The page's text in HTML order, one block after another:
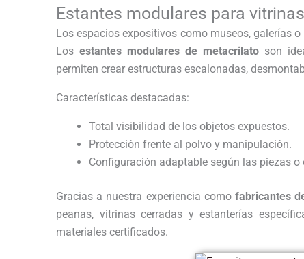
Estantes modulares para
Los espacios expositivos como museos, galerías
Los estantes modulares de metacrilatoson
permiten crear estructuras escalonadas,
Características destacadas:
Total visibilidad de los objetos expuestos.
Protección frente al polvo y manipulación.
Configuración adaptable según las piezas o
Gracias a nuestra experiencia como fabricantes
peanas, vitrinas cerradas y estanterías
materiales certificados.